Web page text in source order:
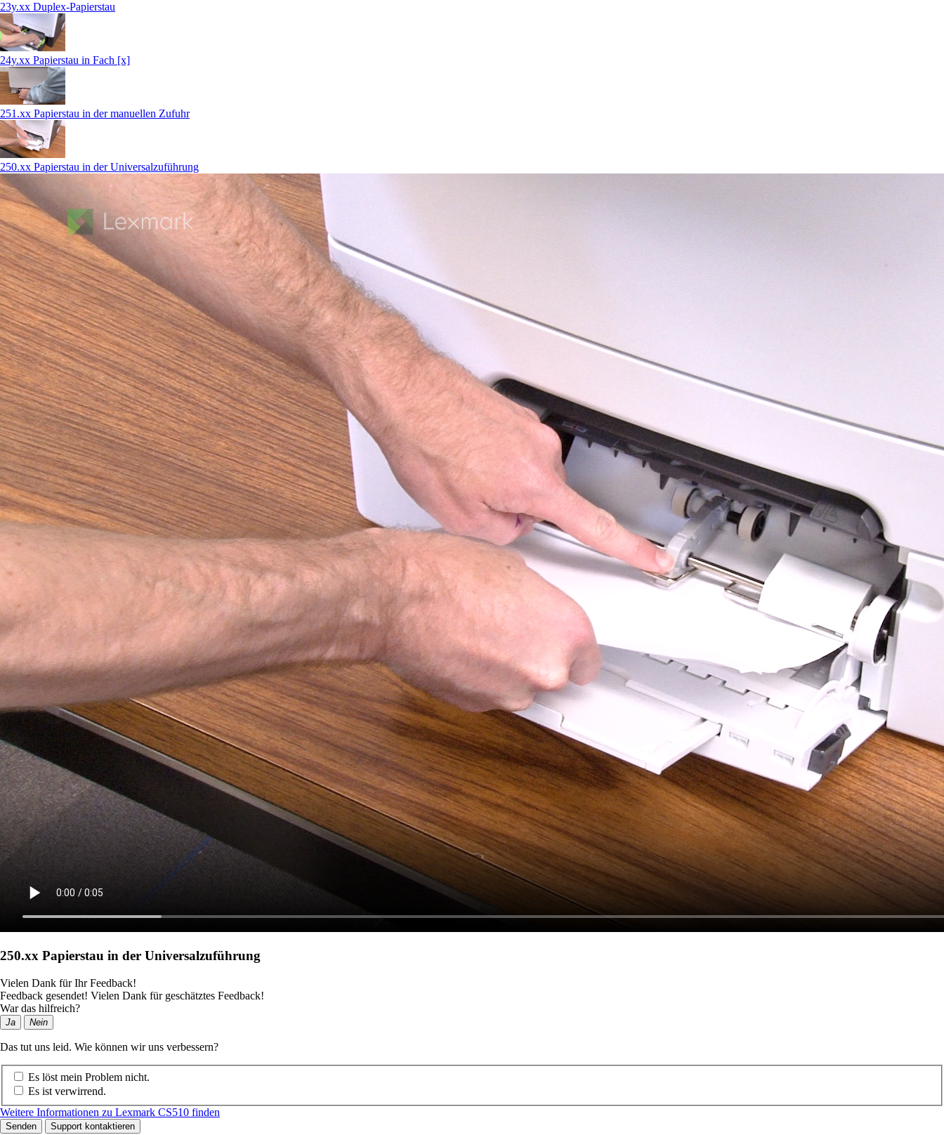
23y.xx Duplex-Papierstau
24y.xx Papierstau in Fach [x]
251.xx Papierstau in der manuellen Zufuhr
250.xx Papierstau in der Universalzuführung
250.xx Papierstau in der Universalzuführung
Vielen Dank für Ihr Feedback!
Feedback gesendet! Vielen Dank für geschätztes Feedback!
War das hilfreich?
Ja Nein
Das tut uns leid. Wie können wir uns verbessern?
Es löst mein Problem nicht.
Es ist verwirrend.
Weitere Informationen zu Lexmark CS510 finden
Senden Support kontaktieren